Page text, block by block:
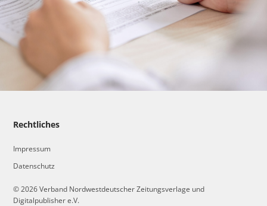
Rechtliches
Impressum
Datenschutz
© 2026 Verband Nordwestdeutscher Zeitungsverlage und
Digitalpublisher e.V.